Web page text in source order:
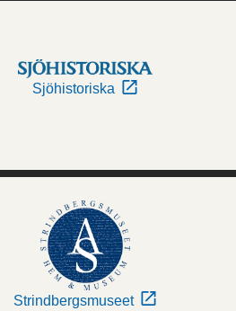
Sjöhistoriska
Strindbergsmuseet